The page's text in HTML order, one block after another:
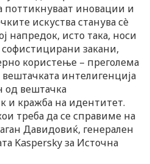
поттикнуваат иновации и
искуства станува сè
напредок, исто така, носи
закани,
користење – преголема
интелигенција
од вештачка
и кражба на идентитет.
треба да се справиме на
Давидовиќ, генерален
Kaspersky за Источна